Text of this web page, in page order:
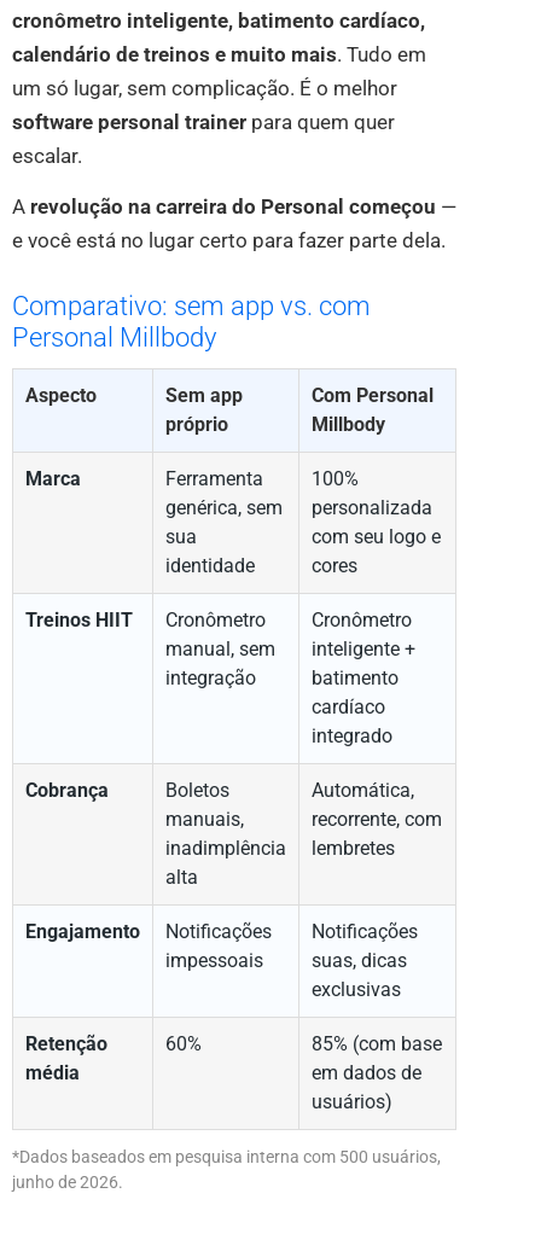
cronômetro inteligente, batimento cardíaco,
calendário de treinos e muito mais. Tudo em
um só lugar, sem complicação. É o melhor
software personal trainer para quem quer
escalar.
A revolução na carreira do Personal começou —
e você está no lugar certo para fazer parte dela.
Comparativo: sem app vs. com
Personal Millbody
Aspecto
Sem app
próprio
Com Personal
Millbody
Marca
Ferramenta
genérica, sem
sua
identidade
100%
personalizada
com seu logo e
cores
Treinos HIIT
Cronômetro
manual, sem
integração
Cronômetro
inteligente +
batimento
cardíaco
integrado
Cobrança
Boletos
manuais,
inadimplência
alta
Automática,
recorrente, com
lembretes
Engajamento
Notificações
impessoais
Notificações
suas, dicas
exclusivas
Retenção
média
60%
85% (com base
em dados de
usuários)
*Dados baseados em pesquisa interna com 500 usuários,
junho de 2026.